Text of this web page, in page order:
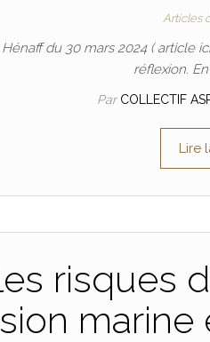
Articles
du 30 mars 2024 (
réflexion.
Par COLLECTIF
Lire
risques
marine